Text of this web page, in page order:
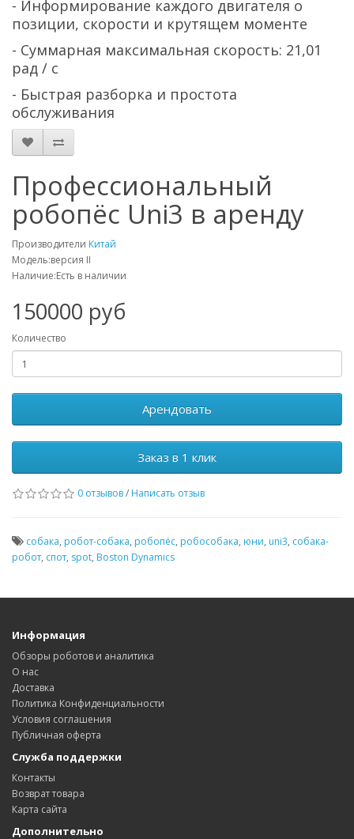
- Информирование каждого двигателя о
позиции, скорости и крутящем моменте
- Суммарная максимальная скорость: 21,01
рад / с
- Быстрая разборка и простота
обслуживания
Профессиональный
робопёс Uni3 в аренду
Производители Китай
Модель:версия II
Наличие:Есть в наличии
150000 руб
Количество
Арендовать
Заказ в 1 клик
0 отзывов/ Написать отзыв
собака, робот-собака, робопёс, робособака, юни, uni3, собака-
робот, спот, spot, Boston Dynamics
Информация
Обзоры роботов и аналитика
О нас
Доставка
Политика Конфиденциальности
Условия соглашения
Публичная оферта
Служба поддержки
Контакты
Возврат товара
Карта сайта
Дополнительно